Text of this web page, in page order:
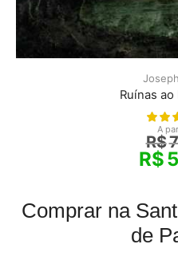
Ruínas ao
A
R$
R$
Comprar na
de